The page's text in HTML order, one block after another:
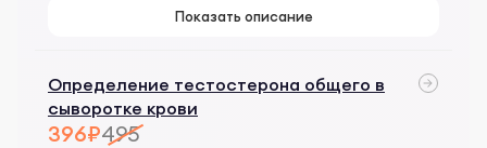
Показать описание
Определение тестостерона общего в
сыворотке крови
396₽495